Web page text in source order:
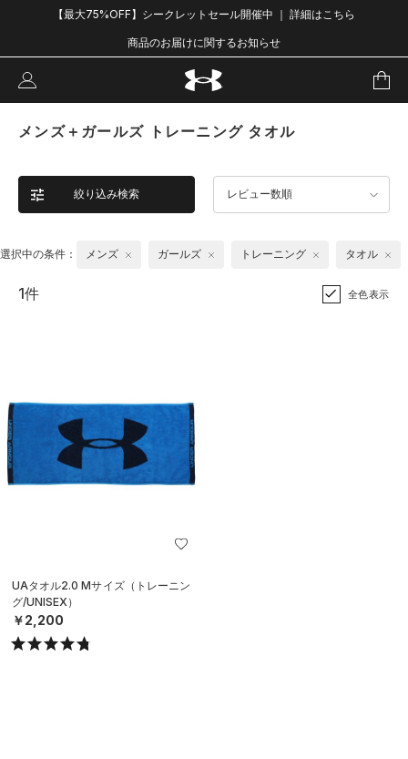
【最大75%OFF】シークレットセール開催中 ｜ 詳細はこちら
商品のお届けに関するお知らせ
メンズ＋ガールズ トレーニング タオル
絞り込み検索 レビュー数順
選択中の条件： メンズ ガールズ トレーニング タオル
1件 全色表示
UAタオル2.0 Mサイズ（トレーニン
グ/UNISEX）
￥2,200